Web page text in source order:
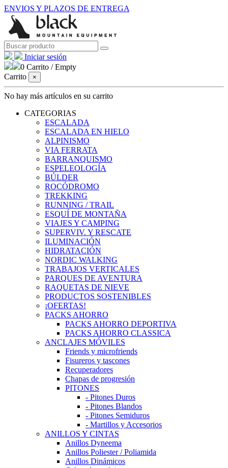
ENVIOS Y PLAZOS DE ENTREGA
Iniciar sesión
0 Carrito /Empty
Carrito
×
No hay más artículos en su carrito
CATEGORIAS
ESCALADA
ESCALADA EN HIELO
ALPINISMO
VIA FERRATA
BARRANQUISMO
ESPELEOLOGÍA
BÚLDER
ROCÓDROMO
TREKKING
RUNNING / TRAIL
ESQUÍ DE MONTAÑA
VIAJES Y CAMPING
SUPERVIV. Y RESCATE
ILUMINACIÓN
HIDRATACIÓN
NORDIC WALKING
TRABAJOS VERTICALES
PARQUES DE AVENTURA
RAQUETAS DE NIEVE
PRODUCTOS SOSTENIBLES
¡OFERTAS!
PACKS AHORRO
PACKS AHORRO DEPORTIVA
PACKS AHORRO CLASSICA
ANCLAJES MÓVILES
Friends y microfriends
Fisureros y tascones
Recuperadores
Chapas de progresión
PITONES
- Pitones Duros
- Pitones Blandos
- Pitones Semiduros
- Martillos y Accesorios
ANILLOS Y CINTAS
Anillos Dyneema
Anillos Poliester / Poliamida
Anillos Dinámicos